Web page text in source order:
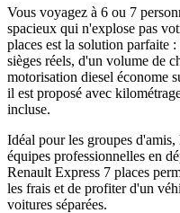
Vous voyagez à 6 ou 7
spacieux qui n'explose pas
places est la solution parfaite
sièges réels, d'un volume de
motorisation diesel économe
il est proposé avec
incluse.
Idéal pour les groupes
équipes professionnelles en
Renault Express 7 places
les frais et de profiter d'un
voitures séparées.